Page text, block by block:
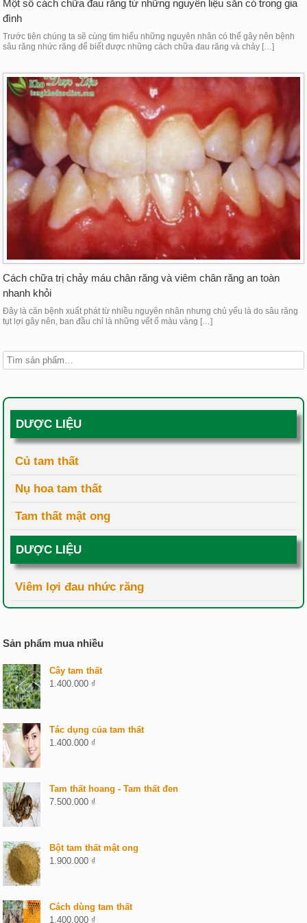
Một số cách chữa đau răng từ những nguyên liệu sẵn có trong gia
đình
Trước tiên chúng ta sẽ cùng tìm hiểu những nguyên nhân có thể gây nên bệnh
sâu răng nhức răng để biết được những cách chữa đau răng và chảy […]
Cách chữa trị chảy máu chân răng và viêm chân răng an toàn
nhanh khỏi
Đây là căn bệnh xuất phát từ nhiều nguyên nhân nhưng chủ yếu là do sâu răng
tụt lợi gây nên, ban đầu chỉ là những vết ố màu vàng […]
DƯỢC LIỆU
Củ tam thất
Nụ hoa tam thất
Tam thất mật ong
DƯỢC LIỆU
Viêm lợi đau nhức răng
Sản phẩm mua nhiều
Cây tam thất
1.400.000 ₫
Tác dụng của tam thất
1.400.000 ₫
Tam thất hoang - Tam thất đen
7.500.000 ₫
Bột tam thất mật ong
1.900.000 ₫
Cách dùng tam thất
1.400.000 ₫